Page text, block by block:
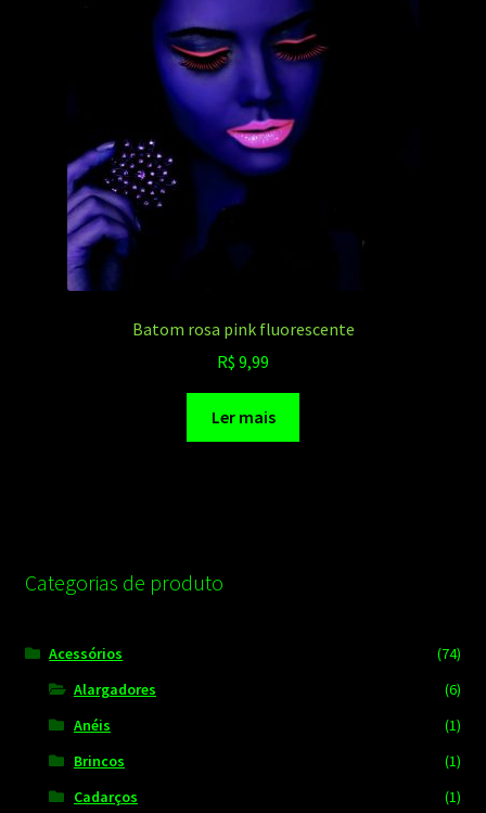
Batom rosa pink fluorescente
R$ 9,99
Ler mais
Categorias de produto
Acessórios
(74)
Alargadores
(6)
Anéis
(1)
Brincos
(1)
Cadarços
(1)